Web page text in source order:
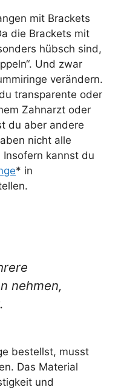
mit Brackets
die Brackets mit
hübsch sind,
Und zwar
verändern.
transparente oder
Zahnarzt oder
du aber andere
nicht alle
kannst du
* in
nehmen,
bestellst, musst
Das Material
und